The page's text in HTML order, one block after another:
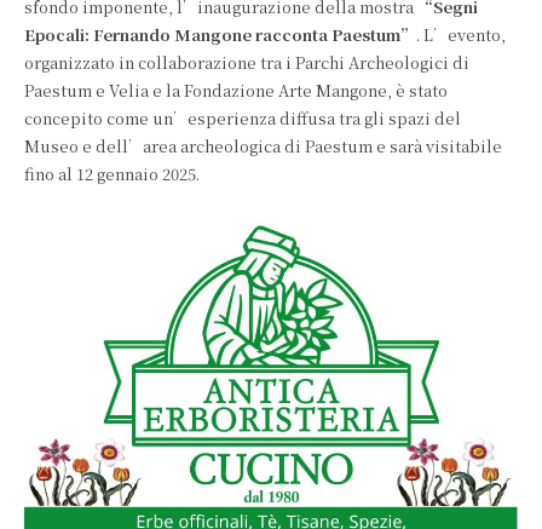
sfondo imponente, l’inaugurazione della mostra “Segni
Epocali: Fernando Mangone racconta Paestum” . L’evento,
organizzato in collaborazione tra i Parchi Archeologici di
Paestum e Velia e la Fondazione Arte Mangone, è stato
concepito come un’esperienza diffusa tra gli spazi del
Museo e dell’area archeologica di Paestum e sarà visitabile
fino al 12 gennaio 2025.